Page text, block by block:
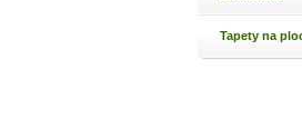
Tapety na